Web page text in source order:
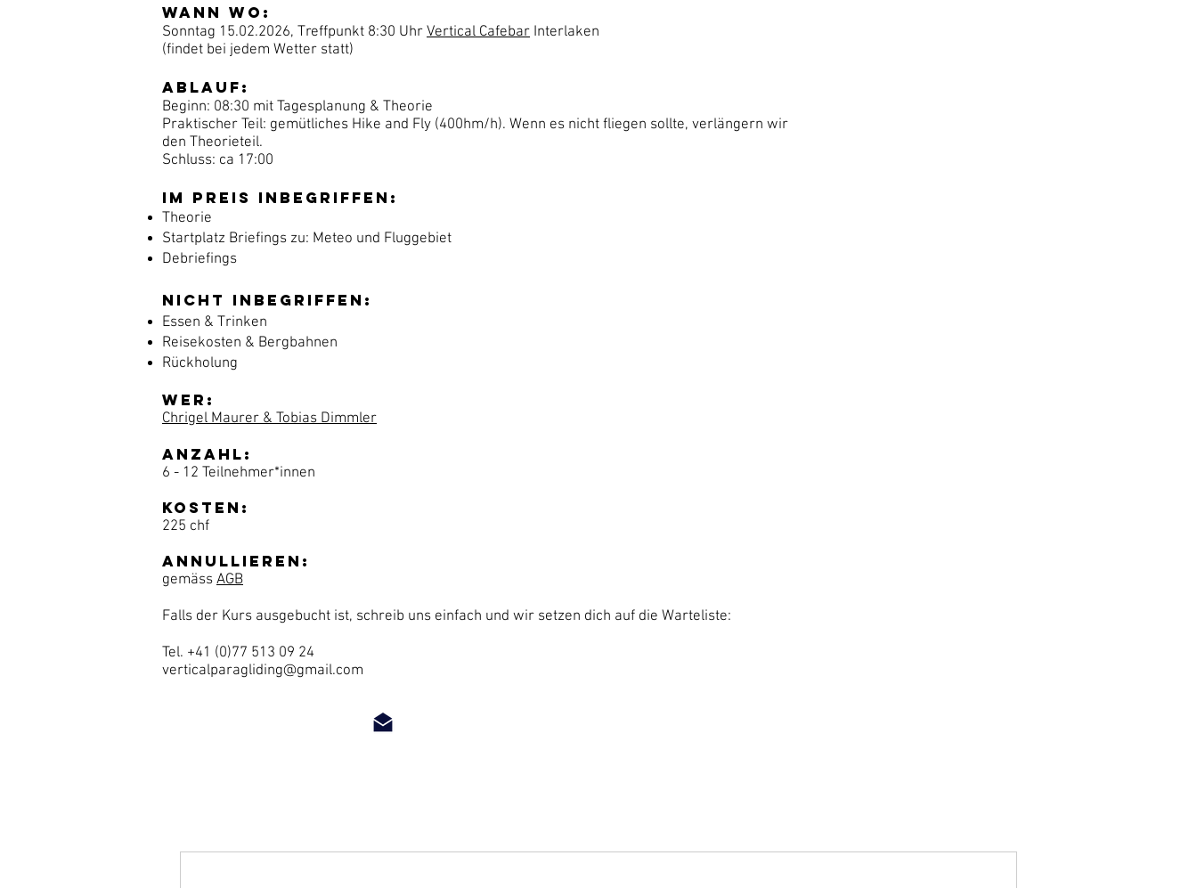
Wann Wo:
Sonntag 15.02.2026, Treffpunkt 8:30 Uhr Vertical Cafebar Interlaken
(findet bei jedem Wetter statt)
Ablauf:
Beginn: 08:30 mit Tagesplanung & Theorie
Praktischer Teil: gemütliches Hike and Fly (400hm/h). Wenn es nicht fliegen sollte, verlängern wir
den Theorieteil.
Schluss: ca 17:00
Im Preis Inbegriffen:
Theorie
Startplatz Briefings zu: Meteo und Fluggebiet
Debriefings
Nicht inbegriffen:
Essen & Trinken
Reisekosten & Bergbahnen
Rückholung
Wer:
Chrigel Maurer & Tobias Dimmler
Anzahl:
6 - 12 Teilnehmer*innen
Kosten:
225 chf
Annullieren:
gemäss AGB
Falls der Kurs ausgebucht ist, schreib uns einfach und wir setzen dich auf die Warteliste:
Tel. +41 (0)77 513 09 24
verticalparagliding@gmail.com